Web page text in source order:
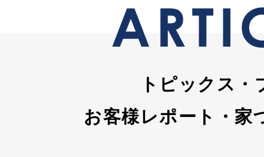
トピックス・
お客様レポート・家